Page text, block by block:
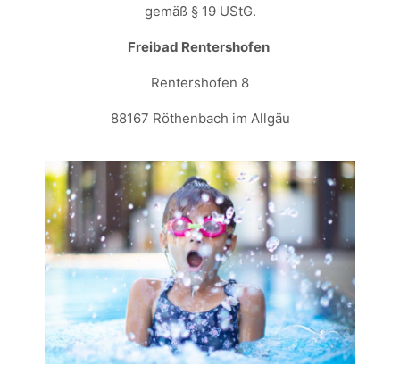
gemäß § 19 UStG.
Freibad Rentershofen
Rentershofen 8
88167 Röthenbach im Allgäu